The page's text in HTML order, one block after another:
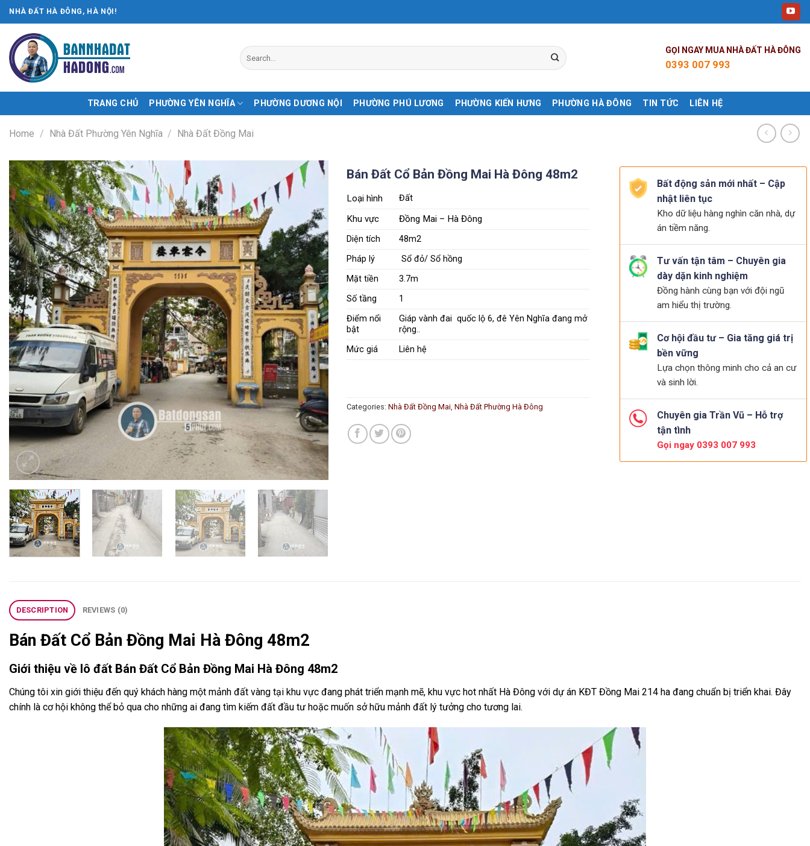
Skip
to
content
NHÀ ĐẤT HÀ ĐÔNG, HÀ NỘI!
GỌI NGAY MUA NHÀ ĐẤT HÀ ĐÔNG
0393 007 993
TRANG CHỦ PHƯỜNG YÊN NGHĨA PHƯỜNG DƯƠNG NỘI PHƯỜNG PHÚ LƯƠNG PHƯỜNG KIẾN HƯNG PHƯỜNG HÀ ĐÔNG TIN TỨC LIÊN HỆ
Home / Nhà Đất Phường Yên Nghĩa / Nhà Đất Đồng Mai
Bán Đất Cổ Bản Đồng Mai Hà Đông 48m2
Loại hình Đất
Khu vực Đồng Mai – Hà Đông
Diện tích
48m2
Pháp lý
Sổ đỏ/ Sổ hồng
Mặt tiền
3.7m
Số tầng
1
Điểm nổi
bật
Giáp vành đai quốc lộ 6, đê Yên Nghĩa đang mở
rộng..
Mức giá
Liên hệ
Categories: Nhà Đất Đồng Mai, Nhà Đất Phường Hà Đông
Bất động sản mới nhất – Cập
nhật liên tục
Kho dữ liệu hàng nghìn căn nhà, dự
án tiềm năng.
Tư vấn tận tâm – Chuyên gia
dày dặn kinh nghiệm
Đồng hành cùng bạn với đội ngũ
am hiểu thị trường.
Cơ hội đầu tư – Gia tăng giá trị
bền vững
Lựa chọn thông minh cho cả an cư
và sinh lời.
Chuyên gia Trần Vũ – Hỗ trợ
tận tình
Gọi ngay 0393 007 993
DESCRIPTION REVIEWS (0)
Bán Đất Cổ Bản Đồng Mai Hà Đông 48m2
Giới thiệu về lô đất Bán Đất Cổ Bản Đồng Mai Hà Đông 48m2
Chúng tôi xin giới thiệu đến quý khách hàng một mảnh đất vàng tại khu vực đang phát triển mạnh mẽ, khu vực hot nhất Hà Đông với dự án KĐT Đồng Mai 214 ha đang chuẩn bị triển khai. Đây
chính là cơ hội không thể bỏ qua cho những ai đang tìm kiếm đất đầu tư hoặc muốn sở hữu mảnh đất lý tưởng cho tương lai.